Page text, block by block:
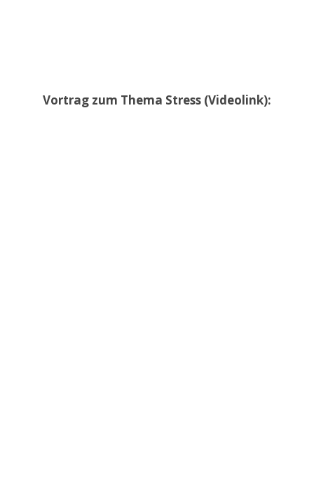
Vortrag zum Thema Stress (Videolink):